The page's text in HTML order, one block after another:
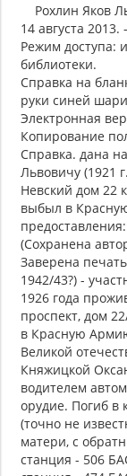
Рохлин Яков
14 августа 2013.
Режим доступа:
библиотеки.
Справка на
руки синей
Электронная
Копирование
Справка. дана
Львовичу (1921
Невский дом 22
выбыл в
(Сохранена
Заверена
1942/43?) -
1926 года
проспект, дом
в Красную
Великой
Княжицкой
водителем
орудие. Погиб в
(точно не
матери, с
станция - 506